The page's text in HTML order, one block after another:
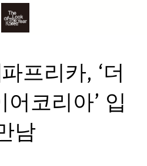
프리카, ‘더
코리아’ 입
남